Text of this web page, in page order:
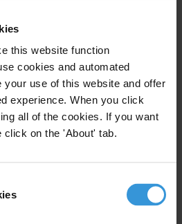
this website function
cookies and automated
your use of this website and offer
experience. When you click
all of the cookies. If you want
click on the 'About' tab.